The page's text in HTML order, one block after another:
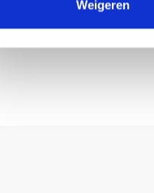
Weigeren
grenst de tuin aan een